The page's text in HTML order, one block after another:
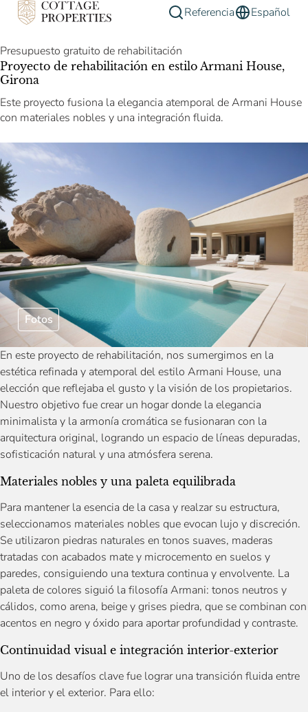
Referencia Español
Presupuesto gratuito de rehabilitación
Proyecto de rehabilitación en estilo Armani House,
Girona
Este proyecto fusiona la elegancia atemporal de Armani House
con materiales nobles y una integración fluida.
Fotos
En este proyecto de rehabilitación, nos sumergimos en la
estética refinada y atemporal del estilo Armani House, una
elección que reflejaba el gusto y la visión de los propietarios.
Nuestro objetivo fue crear un hogar donde la elegancia
minimalista y la armonía cromática se fusionaran con la
arquitectura original, logrando un espacio de líneas depuradas,
sofisticación natural y una atmósfera serena.
Materiales nobles y una paleta equilibrada
Para mantener la esencia de la casa y realzar su estructura,
seleccionamos materiales nobles que evocan lujo y discreción.
Se utilizaron piedras naturales en tonos suaves, maderas
tratadas con acabados mate y microcemento en suelos y
paredes, consiguiendo una textura continua y envolvente. La
paleta de colores siguió la filosofía Armani: tonos neutros y
cálidos, como arena, beige y grises piedra, que se combinan con
acentos en negro y óxido para aportar profundidad y contraste.
Continuidad visual e integración interior-exterior
Uno de los desafíos clave fue lograr una transición fluida entre
el interior y el exterior. Para ello: